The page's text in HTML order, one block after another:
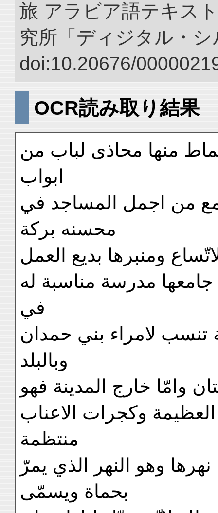
旅 アラビア語テキス
究所「ディジタル・
doi:10.20676/
OCR読み取り結果
منها محاذى لباب من
ابواب
من اجمل المساجد في
محسنه بركة
ومنبرها بديع العمل
مدرسة مناسبة له
في
تنسب لامراء بني حمدان
وبالبلد
وامّا خارج المدينة فهو
وكجرات الاعناب
منتظمة
وهو النهر الذي يمرّ
بحماة ويسمّى